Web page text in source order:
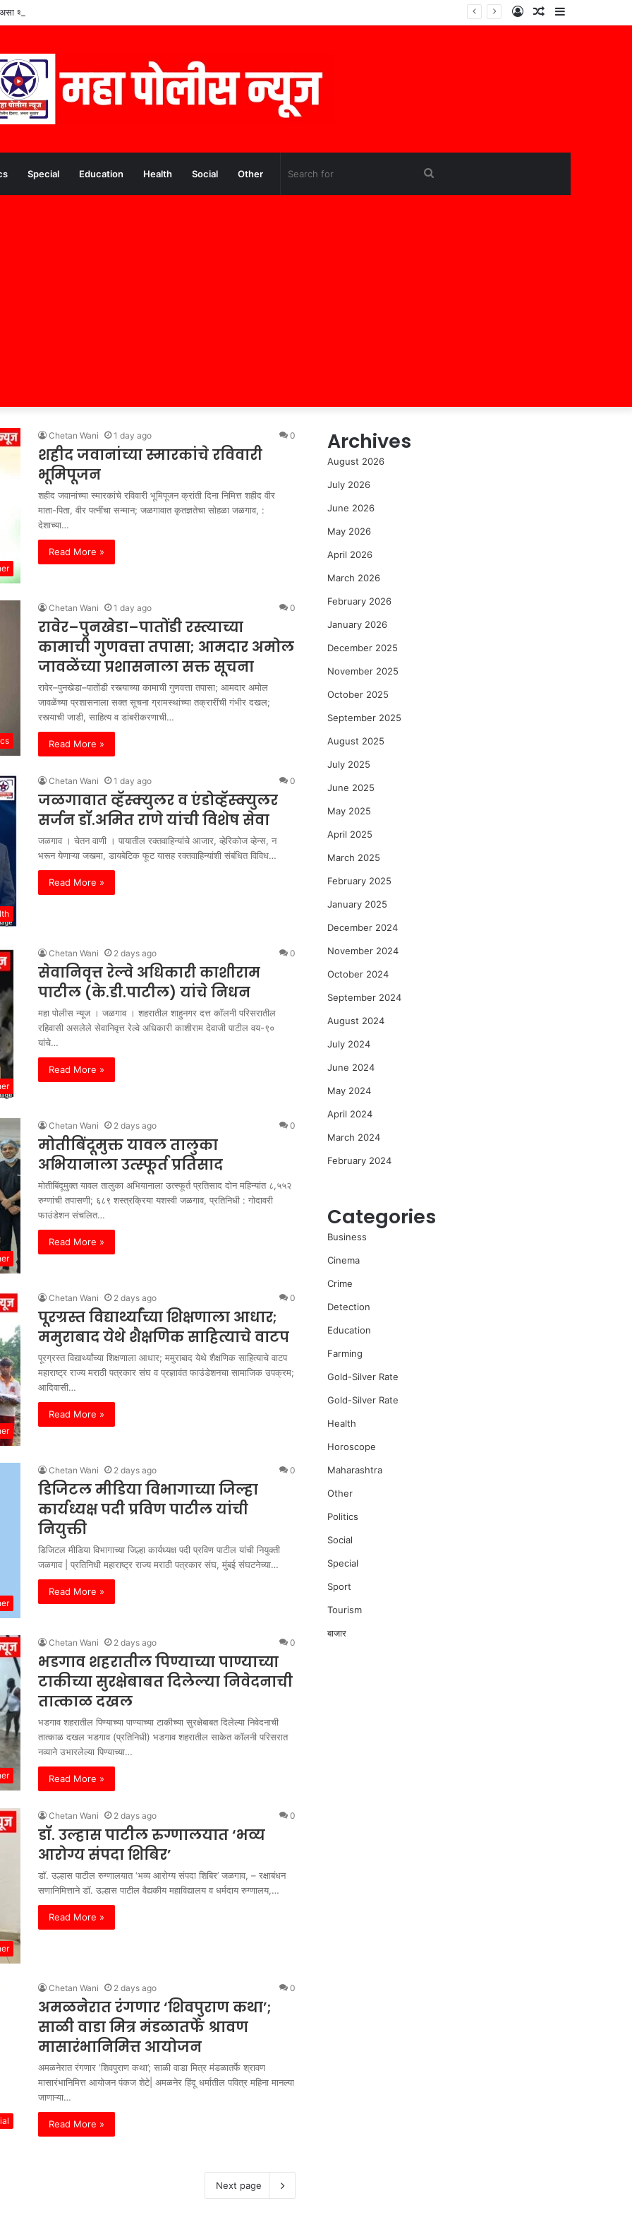
असा थक्क करणारा अनुभव Sidebar
Random
Log
Special Education Health Social Other
Chetan Wani 1 day ago 0
शहीद जवानांच्या स्मारकांचे रविवारी
भूमिपूजन
शहीद जवानांच्या स्मारकांचे रविवारी भूमिपूजन क्रांती दिना निमित्त शहीद वीर
माता-पिता, वीर पत्नींचा सन्मान; जळगावात कृतज्ञतेचा सोहळा जळगाव, :
देशाच्या…
Read More »
Chetan Wani 1 day ago 0
रावेर–पुनखेडा–पातोंडी रस्त्याच्या
कामाची गुणवत्ता तपासा; आमदार अमोल
जावळेंच्या प्रशासनाला सक्त सूचना
रावेर–पुनखेडा–पातोंडी रस्त्याच्या कामाची गुणवत्ता तपासा; आमदार अमोल
जावळेंच्या प्रशासनाला सक्त सूचना ग्रामस्थांच्या तक्रारींची गंभीर दखल;
रस्त्याची जाडी, साहित्य व डांबरीकरणाची…
Read More »
Chetan Wani 1 day ago 0
जळगावात व्हॅस्क्युलर व एंडोव्हॅस्क्युलर
सर्जन डॉ.अमित राणे यांची विशेष सेवा
जळगाव । चेतन वाणी । पायातील रक्तवाहिन्यांचे आजार, व्हेरिकोज व्हेन्स, न
भरून येणाऱ्या जखमा, डायबेटिक फूट यासह रक्तवाहिन्यांशी संबंधित विविध…
Read More »
Chetan Wani 2 days ago 0
सेवानिवृत्त रेल्वे अधिकारी काशीराम
पाटील (के.डी.पाटील) यांचे निधन
महा पोलीस न्यूज । जळगाव । शहरातील शाहुनगर दत्त कॉलनी परिसरातील
रहिवासी असलेले सेवानिवृत्त रेल्वे अधिकारी काशीराम देवाजी पाटील वय-९०
यांचे…
Read More »
Chetan Wani 2 days ago 0
मोतीबिंदूमुक्त यावल तालुका
अभियानाला उत्स्फूर्त प्रतिसाद
मोतीबिंदूमुक्त यावल तालुका अभियानाला उत्स्फूर्त प्रतिसाद दोन महिन्यांत ८,५५२
रुग्णांची तपासणी; ६८९ शस्त्रक्रिया यशस्वी जळगाव, प्रतिनिधी : गोदावरी
फाउंडेशन संचलित…
Read More »
Chetan Wani 2 days ago 0
पूरग्रस्त विद्यार्थ्यांच्या शिक्षणाला आधार;
ममुराबाद येथे शैक्षणिक साहित्याचे वाटप
पूरग्रस्त विद्यार्थ्यांच्या शिक्षणाला आधार; ममुराबाद येथे शैक्षणिक साहित्याचे वाटप
महाराष्ट्र राज्य मराठी पत्रकार संघ व प्रज्ञावंत फाउंडेशनचा सामाजिक उपक्रम;
आदिवासी…
Read More »
Chetan Wani 2 days ago 0
डिजिटल मीडिया विभागाच्या जिल्हा
कार्यध्यक्ष पदी प्रविण पाटील यांची
नियुक्ती
डिजिटल मीडिया विभागाच्या जिल्हा कार्यध्यक्ष पदी प्रविण पाटील यांची नियुक्ती
जळगाव | प्रतिनिधी महाराष्ट्र राज्य मराठी पत्रकार संघ, मुंबई संघटनेच्या…
Read More »
Chetan Wani 2 days ago 0
भडगाव शहरातील पिण्याच्या पाण्याच्या
टाकीच्या सुरक्षेबाबत दिलेल्या निवेदनाची
तात्काळ दखल
भडगाव शहरातील पिण्याच्या पाण्याच्या टाकीच्या सुरक्षेबाबत दिलेल्या निवेदनाची
तात्काळ दखल भडगाव (प्रतिनिधी) भडगाव शहरातील साकेत कॉलनी परिसरात
नव्याने उभारलेल्या पिण्याच्या…
Read More »
Chetan Wani 2 days ago 0
डॉ. उल्हास पाटील रुग्णालयात ‘भव्य
आरोग्य संपदा शिबिर’
डॉ. उल्हास पाटील रुग्णालयात ‘भव्य आरोग्य संपदा शिबिर’ जळगाव, – रक्षाबंधन
सणानिमित्ताने डॉ. उल्हास पाटील वैद्यकीय महाविद्यालय व धर्मदाय रुग्णालय,…
Read More »
Chetan Wani 2 days ago 0
अमळनेरात रंगणार ‘शिवपुराण कथा’;
साळी वाडा मित्र मंडळातर्फे श्रावण
मासारंभानिमित्त आयोजन
अमळनेरात रंगणार ‘शिवपुराण कथा’; साळी वाडा मित्र मंडळातर्फे श्रावण
मासारंभानिमित्त आयोजन ​पंकज शेटे| अमळनेर ​हिंदू धर्मातील पवित्र महिना मानल्या
जाणाऱ्या…
Read More »
Next page
Archives
August 2026
July 2026
June 2026
May 2026
April 2026
March 2026
February 2026
January 2026
December 2025
November 2025
October 2025
September 2025
August 2025
July 2025
June 2025
May 2025
April 2025
March 2025
February 2025
January 2025
December 2024
November 2024
October 2024
September 2024
August 2024
July 2024
June 2024
May 2024
April 2024
March 2024
February 2024
Categories
Business
Cinema
Crime
Detection
Education
Farming
Gold-Silver Rate
Gold-Silver Rate
Health
Horoscope
Maharashtra
Other
Politics
Social
Special
Sport
Tourism
बाजार